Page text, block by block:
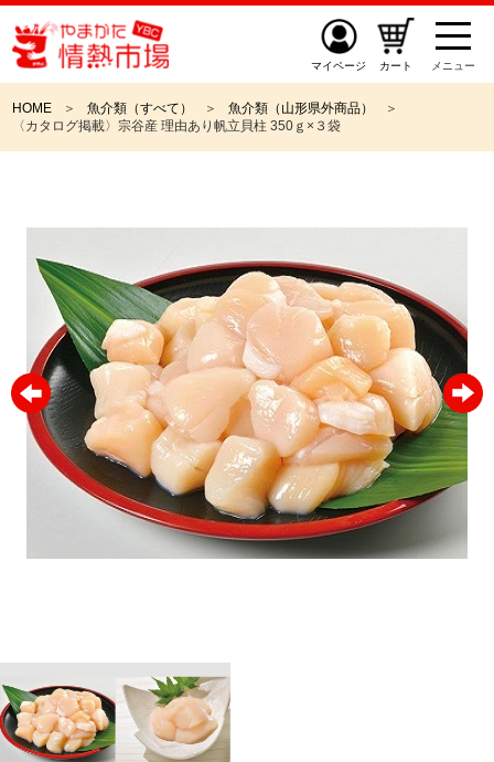
マイページ カート メニュー
HOME 魚介類（すべて）
魚介類（山形県外商品）
〈カタログ掲載〉宗谷産 理由あり帆立貝柱 350ｇ×３袋